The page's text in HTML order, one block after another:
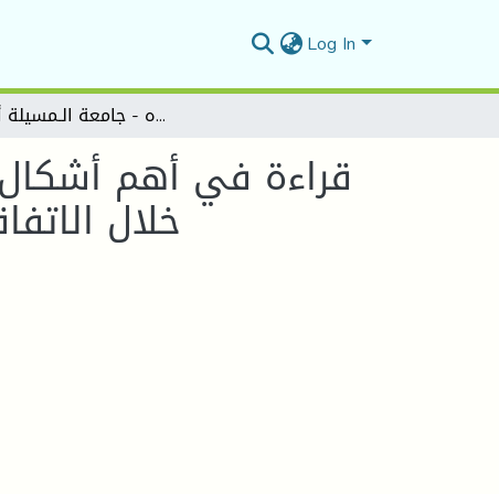
Log In
قراءة في أهم أشكال التعاون الجزائري العربي في مجال البحث العلمي من خلال الاتفاقيات والعوائق التي تهدده - جامعة الـمسيلة أنموذجا
قراءة في أهم
خلال